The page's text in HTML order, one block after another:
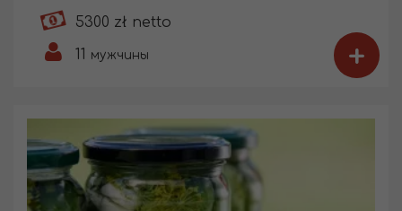
5300 zł netto
11 мужчины +